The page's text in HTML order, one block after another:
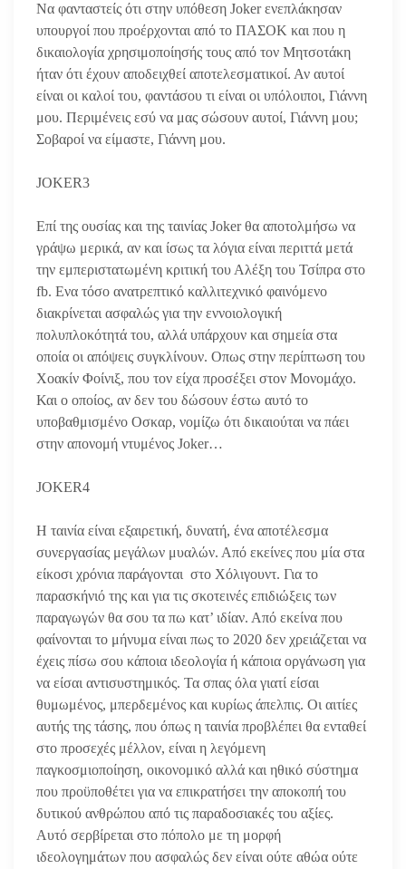
Να φανταστείς ότι στην υπόθεση Joker ενεπλάκησαν
υπουργοί που προέρχονται από το ΠΑΣΟΚ και που η
δικαιολογία χρησιμοποίησής τους από τον Μητσοτάκη
ήταν ότι έχουν αποδειχθεί αποτελεσματικοί. Αν αυτοί
είναι οι καλοί του, φαντάσου τι είναι οι υπόλοιποι, Γιάννη
μου. Περιμένεις εσύ να μας σώσουν αυτοί, Γιάννη μου;
Σοβαροί να είμαστε, Γιάννη μου.
JOKER3
Επί της ουσίας και της ταινίας Joker θα αποτολμήσω να
γράψω μερικά, αν και ίσως τα λόγια είναι περιττά μετά
την εμπεριστατωμένη κριτική του Αλέξη του Τσίπρα στο
fb. Ενα τόσο ανατρεπτικό καλλιτεχνικό φαινόμενο
διακρίνεται ασφαλώς για την εννοιολογική
πολυπλοκότητά του, αλλά υπάρχουν και σημεία στα
οποία οι απόψεις συγκλίνουν. Οπως στην περίπτωση του
Χοακίν Φοίνιξ, που τον είχα προσέξει στον Μονομάχο.
Και ο οποίος, αν δεν του δώσουν έστω αυτό το
υποβαθμισμένο Οσκαρ, νομίζω ότι δικαιούται να πάει
στην απονομή ντυμένος Joker…
JOKER4
H ταινία είναι εξαιρετική, δυνατή, ένα αποτέλεσμα
συνεργασίας μεγάλων μυαλών. Από εκείνες που μία στα
είκοσι χρόνια παράγονται στο Χόλιγουντ. Για το
παρασκήνιό της και για τις σκοτεινές επιδιώξεις των
παραγωγών θα σου τα πω κατ’ ιδίαν. Από εκείνα που
φαίνονται το μήνυμα είναι πως το 2020 δεν χρειάζεται να
έχεις πίσω σου κάποια ιδεολογία ή κάποια οργάνωση για
να είσαι αντισυστημικός. Τα σπας όλα γιατί είσαι
θυμωμένος, μπερδεμένος και κυρίως άπελπις. Οι αιτίες
αυτής της τάσης, που όπως η ταινία προβλέπει θα ενταθεί
στο προσεχές μέλλον, είναι η λεγόμενη
παγκοσμιοποίηση, οικονομικό αλλά και ηθικό σύστημα
που προϋποθέτει για να επικρατήσει την αποκοπή του
δυτικού ανθρώπου από τις παραδοσιακές του αξίες.
Αυτό σερβίρεται στο πόπολο με τη μορφή
ιδεολογημάτων που ασφαλώς δεν είναι ούτε αθώα ούτε